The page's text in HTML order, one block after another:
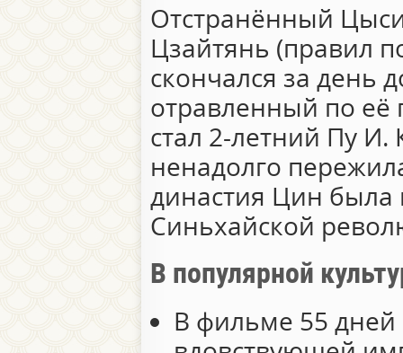
Отстранённый
Цзайтянь (правил
скончался за день
отравленный по её
стал 2-летний Пу
ненадолго
династия Цин была
Синьхайской
В популярной
В фильме 55